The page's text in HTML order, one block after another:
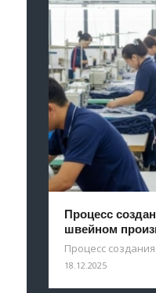
Процесс
швейном
Процесс
18.12.2025